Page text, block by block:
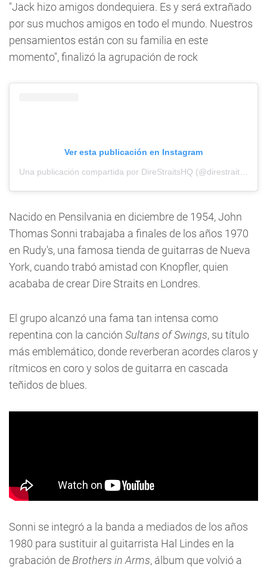
"Jack hizo amigos dondequiera. Es y será extrañado
por sus muchos amigos en todo el mundo. Nuestros
pensamientos están con su familia en este
momento", finalizó la agrupación de rock
Ver esta publicación en Instagram
Nacido en Pensilvania en diciembre de 1954, John
Thomas Sonni trabajaba a finales de los años 1970
en Rudy's, una famosa tienda de guitarras de Nueva
York, cuando trabó amistad con Knopfler, quien
acababa de crear Dire Straits en Londres.
El grupo alcanzó una fama tan intensa como
repentina con la canción Sultans of Swings, su título
más emblemático, donde reverberan acordes claros y
rítmicos en coro y solos de guitarra en cascada
teñidos de blues.
Sonni se integró a la banda a mediados de los años
1980 para sustituir al guitarrista Hal Lindes en la
grabación de Brothers in Arms, álbum que volvió a